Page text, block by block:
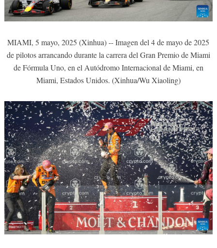
MIAMI, 5 mayo, 2025 (Xinhua) -- Imagen del 4 de mayo de 2025
de pilotos arrancando durante la carrera del Gran Premio de Miami
de Fórmula Uno, en el Autódromo Internacional de Miami, en
Miami, Estados Unidos. (Xinhua/Wu Xiaoling)